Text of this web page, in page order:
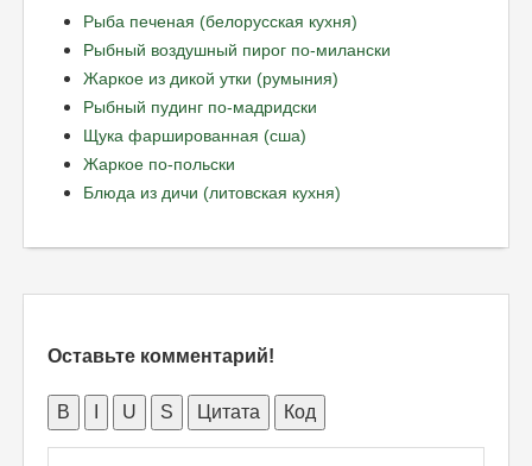
Рыба печеная (белорусская кухня)
Рыбный воздушный пирог по-милански
Жаркое из дикой утки (румыния)
Рыбный пудинг по-мадридски
Щука фаршированная (сша)
Жаркое по-польски
Блюда из дичи (литовская кухня)
Оставьте комментарий!
B U S Цитата Код